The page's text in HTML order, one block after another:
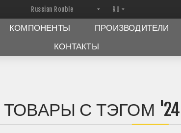
КОМПОНЕНТЫ ПРОИЗВОДИТЕЛИ
КОНТАКТЫ
ТОВАРЫ С ТЭГОМ